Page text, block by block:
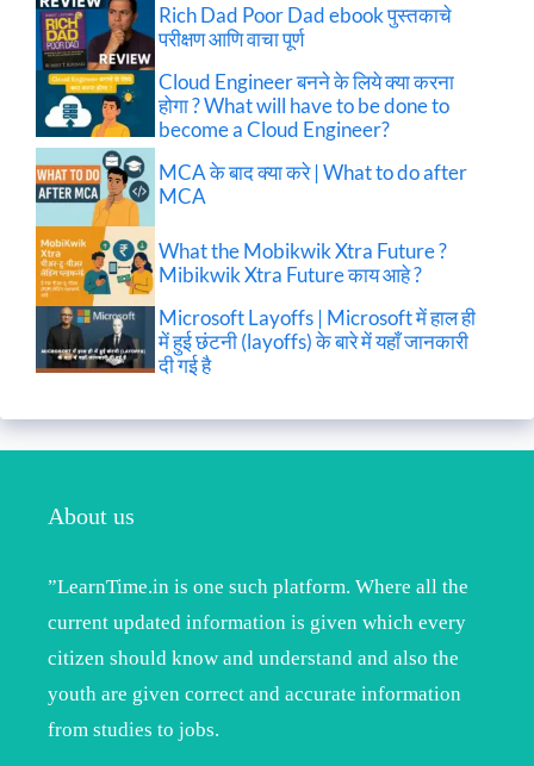
Rich Dad Poor Dad ebook पुस्तकाचे
परीक्षण आणि वाचा पूर्ण
Cloud Engineer बनने के लिये क्या करना
होगा ? What will have to be done to
become a Cloud Engineer?
MCA के बाद क्या करे | What to do after
MCA
What the Mobikwik Xtra Future ?
Mibikwik Xtra Future काय आहे ?
Microsoft Layoffs | Microsoft में हाल ही
में हुई छंटनी (layoffs) के बारे में यहाँ जानकारी
दी गई है
About us
”LearnTime.in is one such platform. Where all the
current updated information is given which every
citizen should know and understand and also the
youth are given correct and accurate information
from studies to jobs.